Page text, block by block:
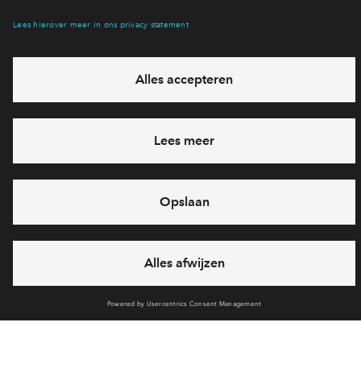
Heb je een vraag en wil je direct antwoord? Bel ons op
6 dagen per week beschikbaar (behalve tijdens
feestdagen)
bereikbaar
via chat en telefoon
Cookies